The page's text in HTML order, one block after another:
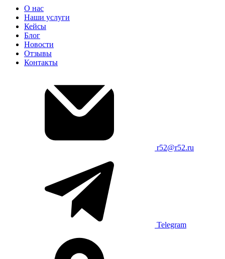
О нас
Наши услуги
Кейсы
Блог
Новости
Отзывы
Контакты
r52@r52.ru
Telegram